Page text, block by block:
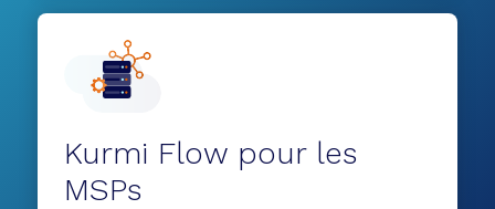
Kurmi Flow pour les
MSPs